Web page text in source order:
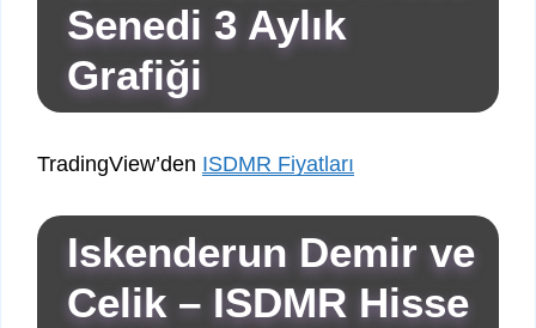
Senedi 3 Aylık
Grafiği
TradingView’den ISDMR Fiyatları
Iskenderun Demir ve
Celik – ISDMR Hisse